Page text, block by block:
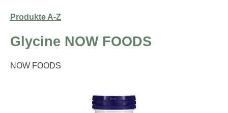
Produkte A-Z
Glycine NOW FOODS
NOW FOODS
Bildergalerie überspringen